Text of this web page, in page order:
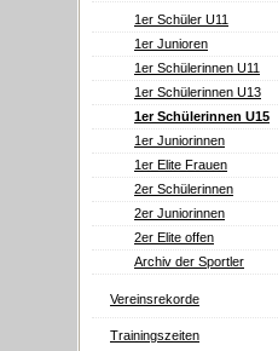
1er Schüler U11
1er Junioren
1er Schülerinnen U11
1er Schülerinnen U13
1er Schülerinnen U15
1er Juniorinnen
1er Elite Frauen
2er Schülerinnen
2er Juniorinnen
2er Elite offen
Archiv der Sportler
Vereinsrekorde
Trainingszeiten